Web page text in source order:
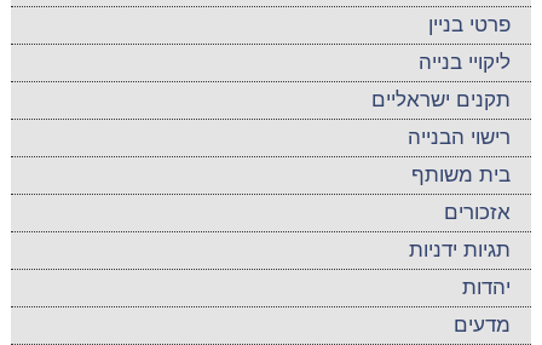
פרטי בניין
ליקויי בנייה
תקנים ישראליים
רישוי הבנייה
בית משותף
אזכורים
תגיות ידניות
יהדות
מדעים